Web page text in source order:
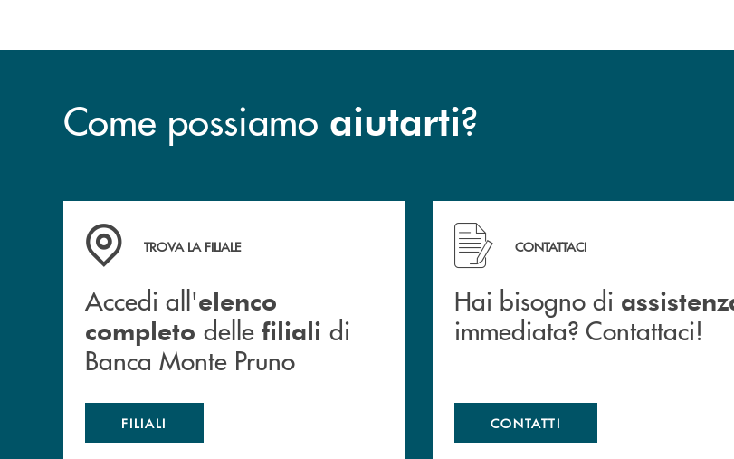
Come possiamo aiutarti?
Accedi all' elenco completo&nbsp; delle&nbsp; filiali&nbsp; di Banca Monte Pruno
TROVA LA FILIALE
Accedi all'elenco
completo delle filiali di
Banca Monte Pruno
FILIALI
Hai bisogno di assistenza immediata?
CONTATTACI
Hai bisogno di
immediata? Contattaci!
CONTATTI